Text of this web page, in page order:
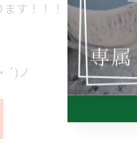
ます！！！！
´)ノ